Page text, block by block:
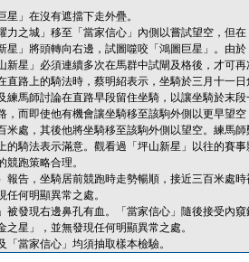
」在沒有遮擋下走外疊。
力之城」移至「當家信心」內側以嘗試望空，但
星」將頭轉向右邊，試圖噬咬「鴻圖巨星」。由
新星」必須連續多次在馬群中試閘及格後，才可再
直路上的騎法時，蔡明紹表示，坐騎於三月十一
練馬師討論在直路早段留住坐騎，以讓坐騎於末
，而即使他有機會讓坐騎移至該駒外側以更早望
米處，其後他將坐騎移至該駒外側以望空。練馬
的騎法表示滿意。觀看過「坪山新星」以往的賽
跑策略合理。
報告，坐騎居前競跑時走勢暢順，接近三百米處
任何明顯異常之處。
被發現右邊鼻孔有血。「當家信心」隨後接受內
星」，並無發現任何明顯異常之處。
「當家信心」均須抽取樣本檢驗。